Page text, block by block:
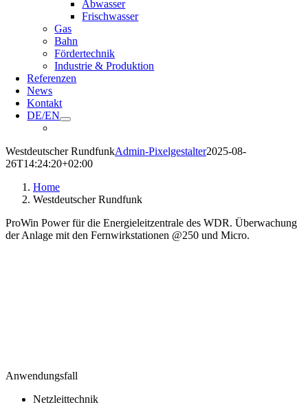
Abwasser
Frischwasser
Gas
Bahn
Fördertechnik
Industrie & Produktion
Referenzen
News
Kontakt
DE/EN
Westdeutscher RundfunkAdmin-Pixelgestalter2025-08-
26T14:24:20+02:00
Home
Westdeutscher Rundfunk
ProWin Power für die Energieleitzentrale des WDR. Überwachung
der Anlage mit den Fernwirkstationen @250 und Micro.
Anwendungsfall
Netzleittechnik